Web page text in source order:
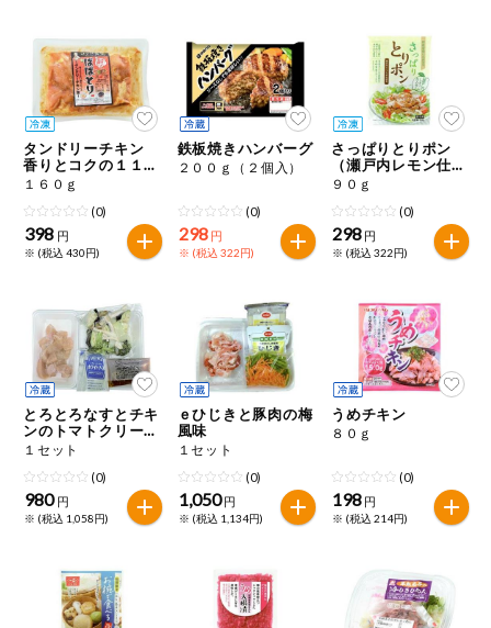
スマート・ワ
ン注文
今週のお買い
得
コープ商品
今週の新登場
トク
複数注文でお
トク
ポイントがも
らえる！
お弁当用商品
ミールキット
タンドリーチキン
香りとコクの１１種
のスパイス
１６０ｇ
(0)
398 円
※ (税込 430円)
鉄板焼きハンバーグ
２００ｇ（２個入）
(0)
298 円
※ (税込 322円)
さっぱりとりポン
（瀬戸内レモン仕立
て）
９０ｇ
(0)
298 円
※ (税込 322円)
とろとろなすとチキ
ンのトマトクリーム
煮
１セット
(0)
980 円
※ (税込 1,058円)
ｅひじきと豚肉の梅
風味
１セット
(0)
1,050 円
※ (税込 1,134円)
うめチキン
８０ｇ
(0)
198 円
※ (税込 214円)